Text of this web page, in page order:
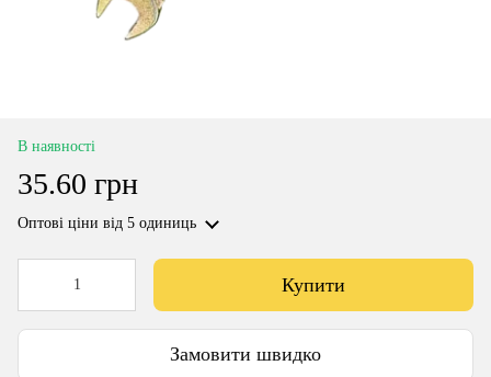
В наявності
35.60 грн
Оптові ціни від 5 одиниць
Купити
Замовити швидко